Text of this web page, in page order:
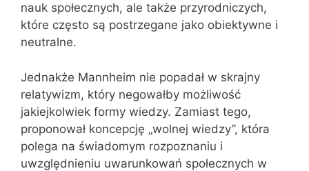
nauk społecznych, ale także przyrodniczych,
które często są postrzegane jako obiektywne i
neutralne.
Jednakże Mannheim nie popadał w skrajny
relatywizm, który negowałby możliwość
jakiejkolwiek formy wiedzy. Zamiast tego,
proponował koncepcję „wolnej wiedzy”, która
polega na świadomym rozpoznaniu i
uwzględnieniu uwarunkowań społecznych w